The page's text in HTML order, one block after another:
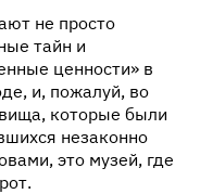
не просто
тайн и
ценности» в
и, пожалуй, во
которые были
незаконно
это музей, где